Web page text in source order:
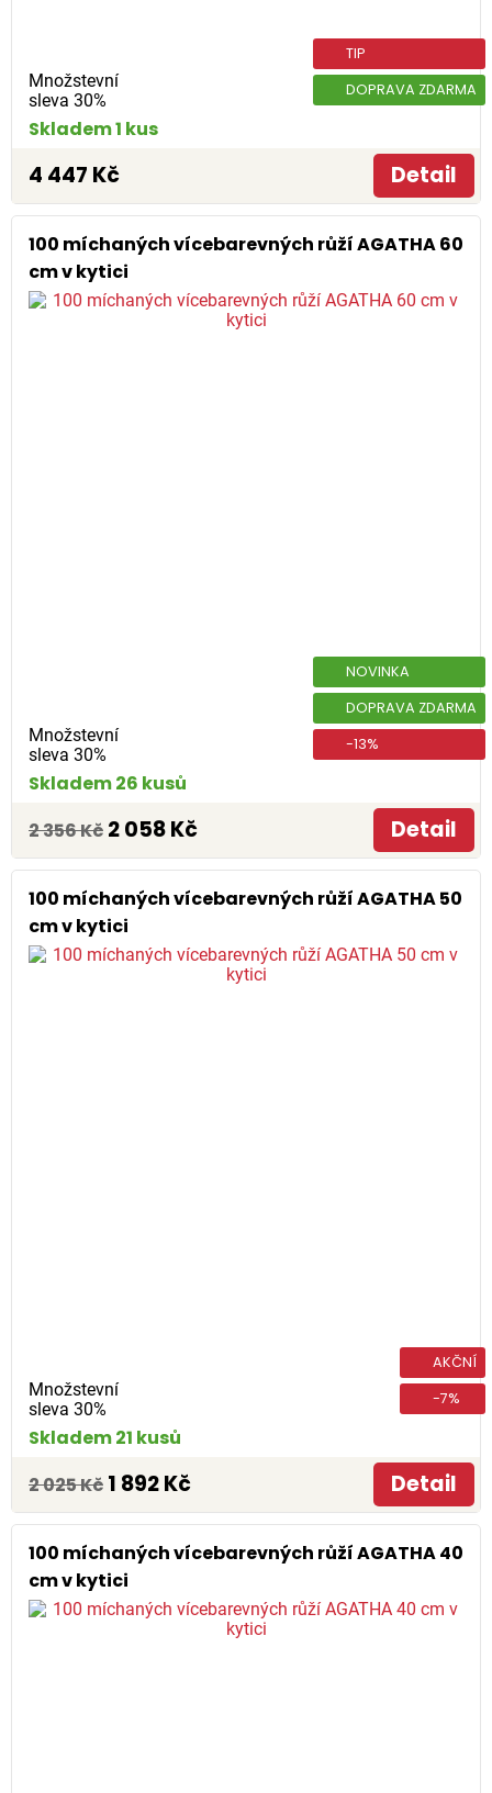
Množstevní
sleva 30%
TIP
DOPRAVA ZDARMA
Skladem 1 kus
4 447 Kč Detail
100 míchaných vícebarevných růží AGATHA 60
cm v kytici
Množstevní
sleva 30%
NOVINKA
DOPRAVA ZDARMA
-13%
Skladem 26 kusů
2 356 Kč 2 058 Kč Detail
100 míchaných vícebarevných růží AGATHA 50
cm v kytici
Množstevní
sleva 30%
AKČNÍ
-7%
Skladem 21 kusů
2 025 Kč 1 892 Kč Detail
100 míchaných vícebarevných růží AGATHA 40
cm v kytici